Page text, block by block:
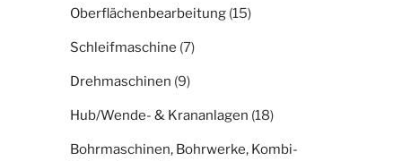
Oberflächenbearbeitung (15)
Schleifmaschine (7)
Drehmaschinen (9)
Hub/Wende- & Krananlagen (18)
Bohrmaschinen, Bohrwerke, Kombi-